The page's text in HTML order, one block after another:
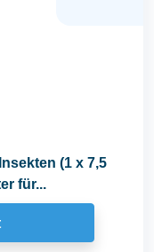
(1 x 7,5
für...